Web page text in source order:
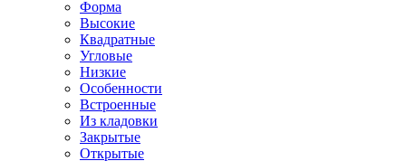
Форма
Высокие
Квадратные
Угловые
Низкие
Особенности
Встроенные
Из кладовки
Закрытые
Открытые